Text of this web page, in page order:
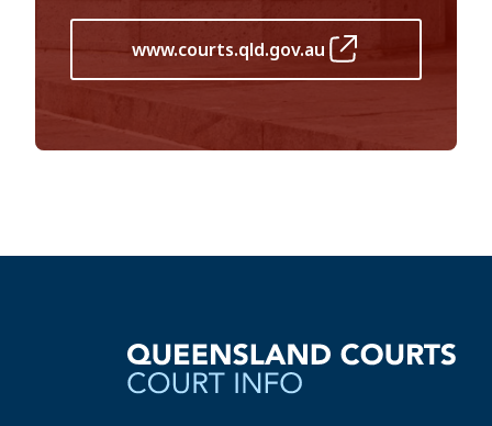
www.courts.qld.gov.au